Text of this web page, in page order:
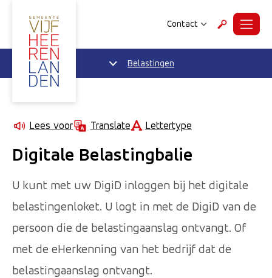
Contact ZoekenMenu
Belastingen
Lees voor Translate Lettertype
Digitale Belastingbalie
U kunt met uw DigiD inloggen bij het digitale
belastingenloket. U logt in met de DigiD van de
persoon die de belastingaanslag ontvangt. Of
met de eHerkenning van het bedrijf dat de
belastingaanslag ontvangt.